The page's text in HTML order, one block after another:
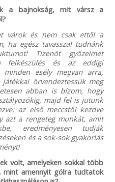
a bajnokság, mit vársz a
várok és nem csak ettől a
ha egész tavasszal tudnánk
Tizenöt győzelmet
felkészülés és az eddigi
esély megvan arra,
örvendeztessük meg
abban is bízom, hogy
majd fel is jutunk
az első meccstől kezdve
azt a rengeteg munkát, amit
eredményesen tudják
és a sok-sok gyakorlás
volt, amelyeken sokkal több
mint amennyit gólra tudtatok